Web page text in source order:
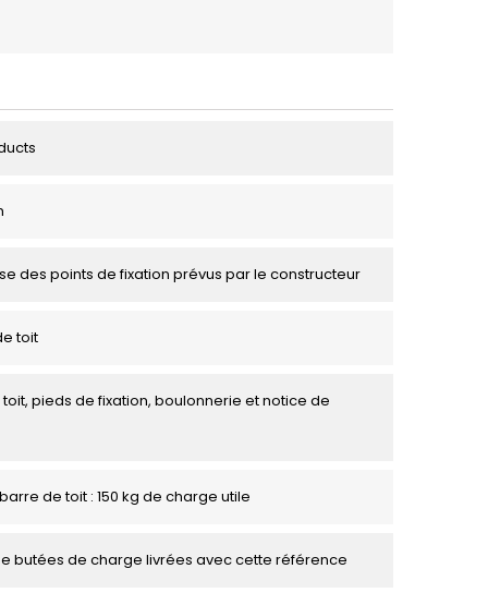
des points de fixation prévus par le constructeur
toit
pieds de fixation, boulonnerie et notice de
de toit : 150 kg de charge utile
butées de charge livrées avec cette référence